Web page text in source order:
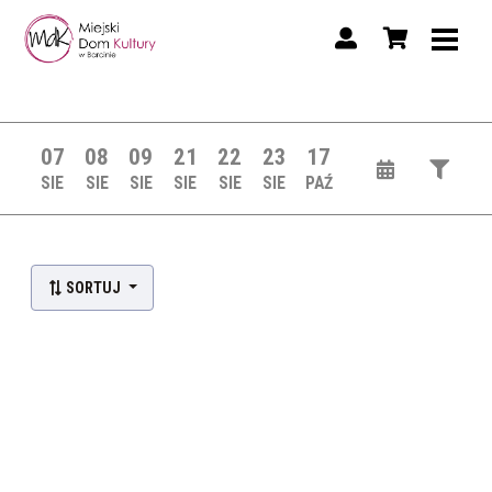
07
SIE
08
SIE
09
SIE
21
SIE
22
SIE
23
SIE
17
PAŹ
SORTUJ